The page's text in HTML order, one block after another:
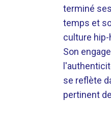
terminé
temps et
culture hip-
Son
se reflète
pertinent